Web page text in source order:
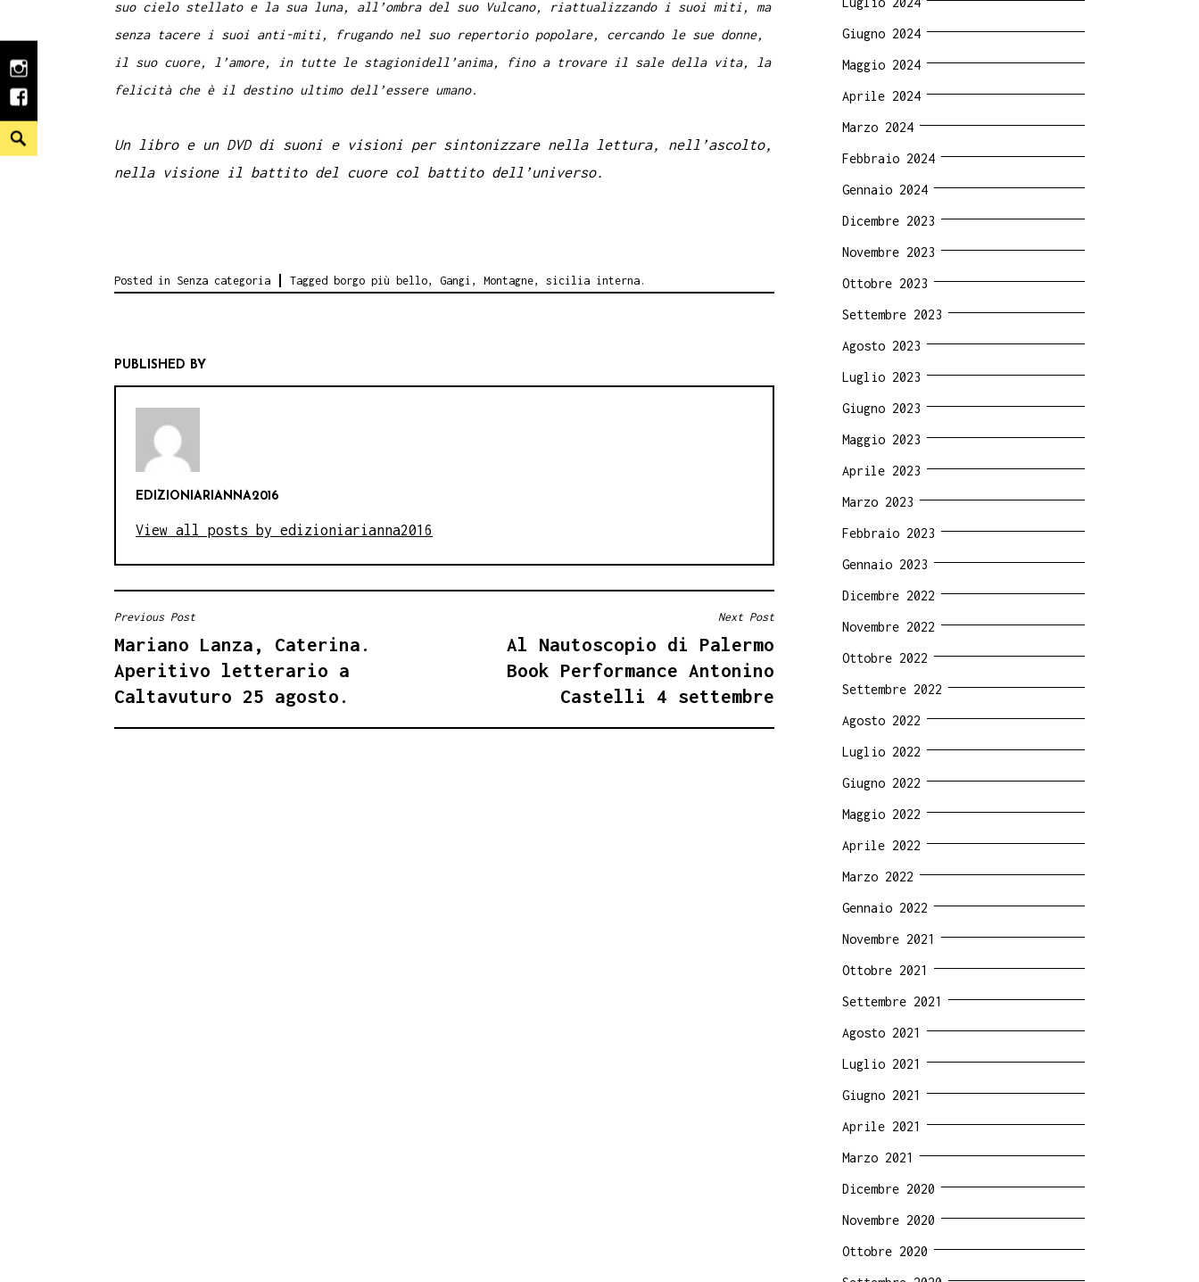
instagram
facebook
Search
suo cielo stellato e la sua luna, all’ombra del suo Vulcano, riattualizzando i suoi miti, ma
senza tacere i suoi anti-miti, frugando nel suo repertorio popolare, cercando le sue donne,
il suo cuore, l’amore, in tutte le stagionidell’anima, fino a trovare il sale della vita, la
felicità che è il destino ultimo dell’essere umano.
Un libro e un DVD di suoni e visioni per sintonizzare nella lettura, nell’ascolto,
nella visione il battito del cuore col battito dell’universo.
Posted in Senza categoria Tagged borgo più bello, Gangi , Montagne, sicilia interna.
PUBLISHED BY
EDIZIONIARIANNA2016
View all posts by edizioniarianna2016
NAVIGAZIONE
ARTICOLI
Previous Post
Mariano Lanza, Caterina.
Aperitivo letterario a
Caltavuturo 25 agosto.
Next Post
Al Nautoscopio di Palermo
Book Performance Antonino
Castelli 4 settembre
Giugno 2024
Maggio 2024
Aprile 2024
Marzo 2024
Febbraio 2024
Gennaio 2024
Dicembre 2023
Novembre 2023
Ottobre 2023
Settembre 2023
Agosto 2023
Luglio 2023
Giugno 2023
Maggio 2023
Aprile 2023
Marzo 2023
Febbraio 2023
Gennaio 2023
Dicembre 2022
Novembre 2022
Ottobre 2022
Settembre 2022
Agosto 2022
Luglio 2022
Giugno 2022
Maggio 2022
Aprile 2022
Marzo 2022
Gennaio 2022
Novembre 2021
Ottobre 2021
Settembre 2021
Agosto 2021
Luglio 2021
Giugno 2021
Aprile 2021
Marzo 2021
Dicembre 2020
Novembre 2020
Ottobre 2020